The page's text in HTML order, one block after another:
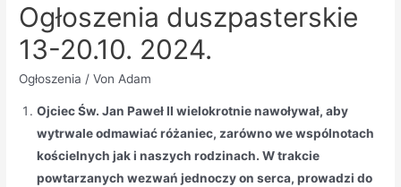
Ogłoszenia duszpasterskie
13-20.10. 2024.
Ogłoszenia / VonAdam
Ojciec Św. Jan Paweł II wielokrotnie nawoływał, aby
wytrwale odmawiać różaniec, zarówno we wspólnotach
kościelnych jak i naszych rodzinach. W trakcie
powtarzanych wezwań jednoczy on serca, prowadzi do